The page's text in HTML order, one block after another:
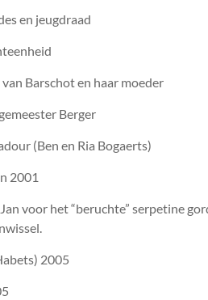
en jeugdraad
Barschot en haar moeder
Berger
(Ben en Ria Bogaerts)
2001
voor het “beruchte” serpetine
2005